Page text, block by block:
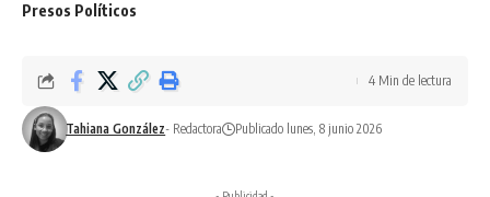
Presos Políticos
Tahiana González- Redactora Publicado lunes, 8 junio 2026
4 Min de lectura